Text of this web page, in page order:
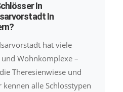
In
In
hat viele
Wohnkomplexe –
Theresienwiese und
alle Schlosstypen